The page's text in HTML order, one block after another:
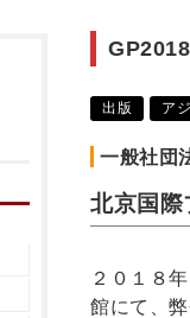
出版 ア
一般社団
北京国際
２０１８
館にて、